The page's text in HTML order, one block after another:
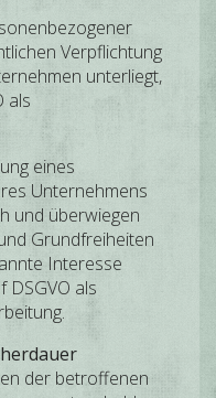
Verpflichtung
unterliegt,
als
eines
Unternehmens
und überwiegen
Grundfreiheiten
Interesse
DSGVO als
der betroffenen